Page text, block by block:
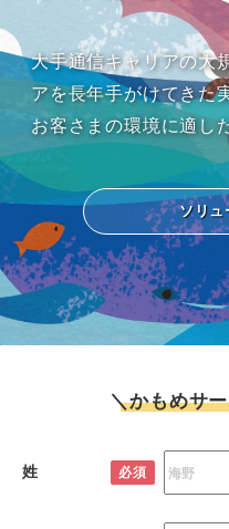
大手通信キャリアの大
アを長年手がけてきた
お客さまの環境に適し
ソリュ
＼かもめサ
姓 必須